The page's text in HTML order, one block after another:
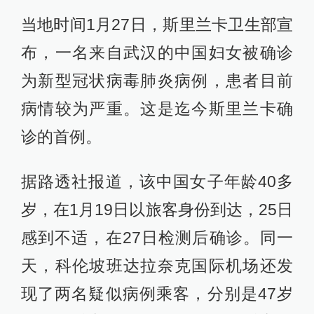
当地时间1月27日，斯里兰卡卫生部宣
布，一名来自武汉的中国妇女被确诊
为新型冠状病毒肺炎病例，患者目前
病情较为严重。这是迄今斯里兰卡确
诊的首例。
据路透社报道，该中国女子年龄40多
岁，在1月19日以旅客身份到达，25日
感到不适，在27日检测后确诊。同一
天，科伦坡班达拉奈克国际机场还发
现了两名疑似病例乘客，分别是47岁